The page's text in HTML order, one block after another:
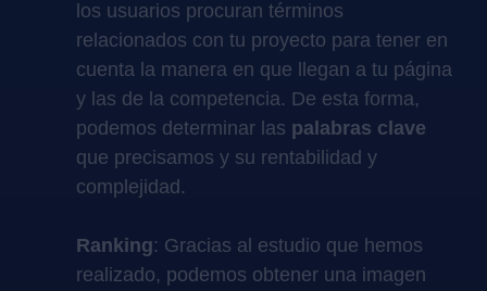
los usuarios procuran términos
relacionados con tu proyecto para tener en
cuenta la manera en que llegan a tu página
y las de la competencia. De esta forma,
podemos determinar las palabras clave
que precisamos y su rentabilidad y
complejidad.
Ranking: Gracias al estudio que hemos
realizado, podemos obtener una imagen